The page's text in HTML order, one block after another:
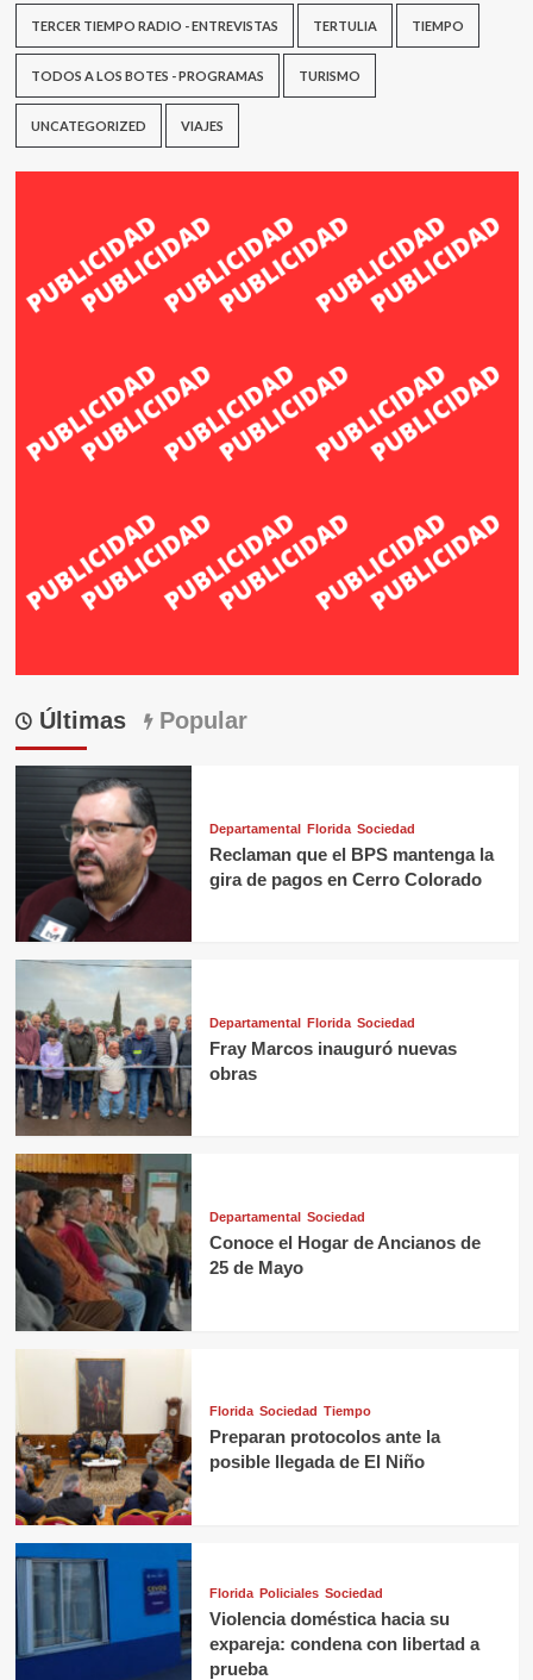
TERCER TIEMPO RADIO - ENTREVISTAS TERTULIA TIEMPO
TODOS A LOS BOTES - PROGRAMAS TURISMO
UNCATEGORIZED VIAJES
Últimas Popular
Departamental Florida Sociedad
Reclaman que el BPS mantenga la
gira de pagos en Cerro Colorado
Departamental Florida Sociedad
Fray Marcos inauguró nuevas
obras
Departamental Sociedad
Conoce el Hogar de Ancianos de
25 de Mayo
Florida Sociedad Tiempo
Preparan protocolos ante la
posible llegada de El Niño
Florida Policiales Sociedad
Violencia doméstica hacia su
expareja: condena con libertad a
prueba